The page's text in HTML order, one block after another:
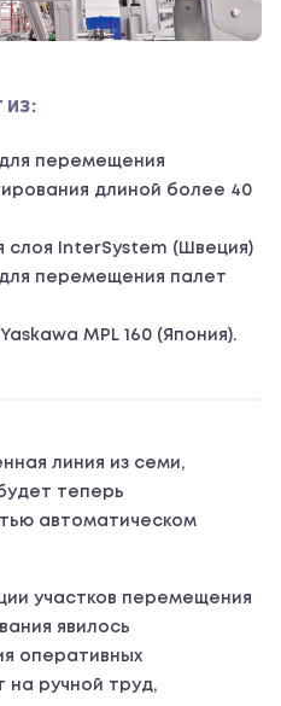
из:
перемещения
длиной более 40
слоя InterSystem (Швеция)
перемещения палет
MPL 160 (Япония).
линия из семи,
теперь
автоматическом
участков перемещения
явилось
оперативных
на ручной труд,